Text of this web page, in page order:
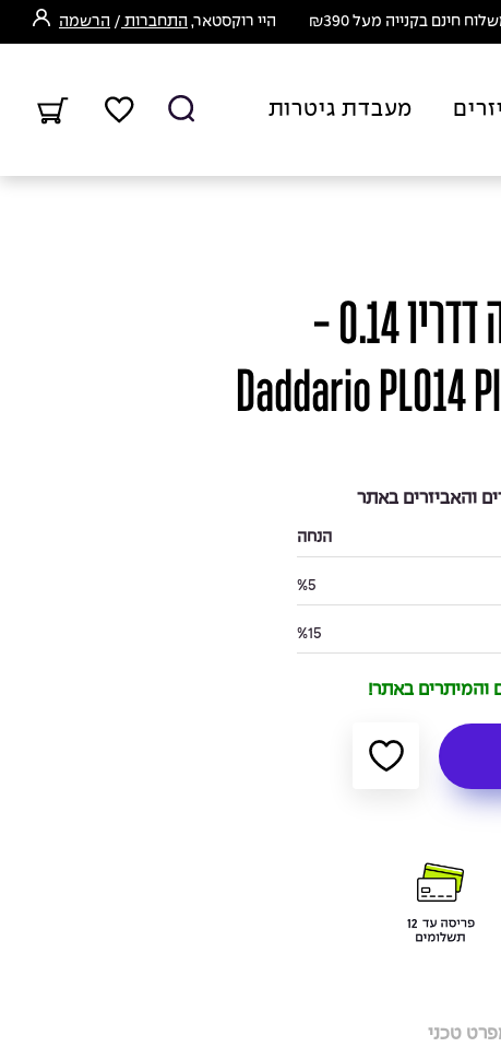
חינם בקנייה מעל ₪390 היי רוקסטאר, התחברות / הרשמה
מעבדת גיטרות
מיתר בודד לגיטרה דדריו 0.14 -
Daddario PL014
והאביזרים באתר
הנחה
%5
%15
והמיתרים באתר!
טכני